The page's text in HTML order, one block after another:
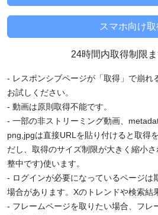
24時間内取得制限
- レスポンシブページが「取得」で崩れ
お試しください。
- 動画は原則取得不能です。
- 一部の非ストリーミング動画、
png,jpgは直接URLを貼り付けると取得
だし、取得のサイズ制限が大きく縮小
整中です)使います。
- ログインが必要になっているページは
場合があります。Xのトレンドや検索結
- フレームページを取りたい場合、フレ